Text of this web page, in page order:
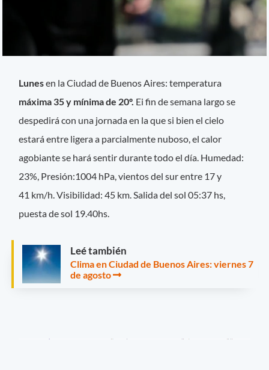
Lunesen la Ciudad de Buenos Aires: temperatura
máxima 35 y mínima de 20º. Ei fin de semana largo se
despedirá con una jornada en la que si bien el cielo
estará entre ligera a parcialmente nuboso, el calor
agobiante se hará sentir durante todo el día. Humedad:
23%, Presión:1004 hPa, vientos del sur entre 17 y
41 km/h. Visibilidad: 45 km. Salida del sol 05:37 hs,
puesta de sol 19.40hs.
Leé también
Clima en Ciudad de Buenos Aires: viernes 7
de agosto